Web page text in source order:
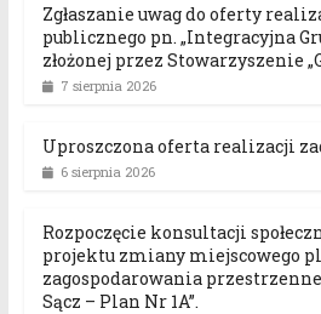
Zgłaszanie uwag do oferty
publicznego pn. „Integracyjna
złożonej przez Stowarzyszenie
7 sierpnia 2026
Uproszczona oferta realizacji
6 sierpnia 2026
Rozpoczęcie konsultacji
projektu zmiany miejscowego
zagospodarowania
Sącz – Plan Nr 1A”.